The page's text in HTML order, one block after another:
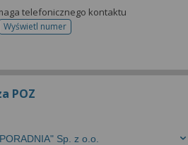
telefonicznego kontaktu
Wyświetl numertelefonu do rejestracji
POZ
Sp. z o.o.